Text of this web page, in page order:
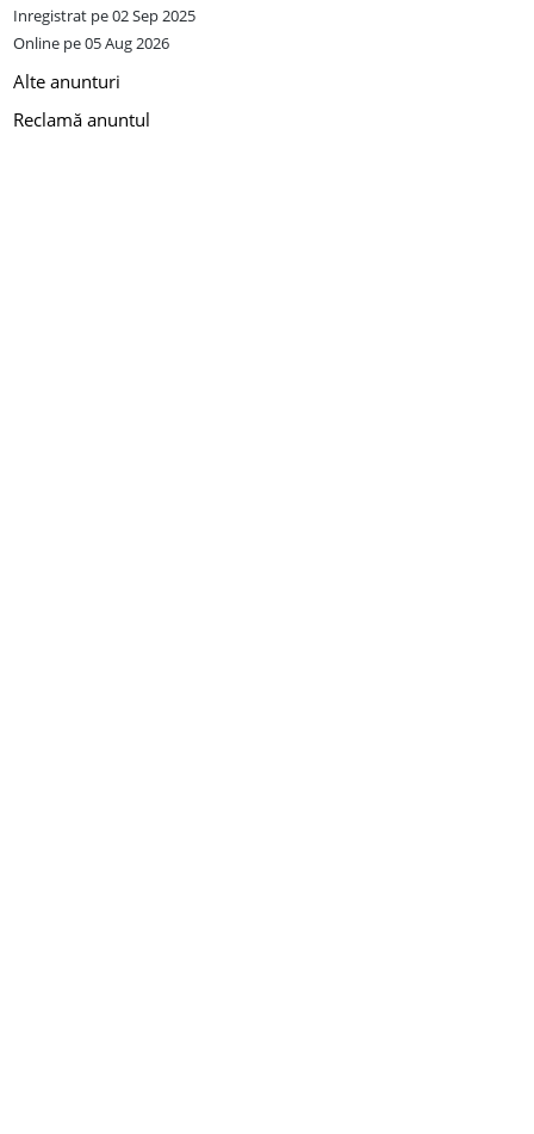
Inregistrat pe 02 Sep 2025
Online pe 05 Aug 2026
Alte anunturi
Reclamă anuntul